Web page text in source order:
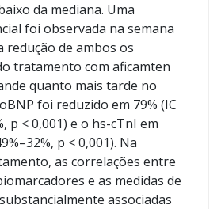
da mediana. Uma
foi observada na semana
redução de ambos os
tratamento com aficamten
quanto mais tarde no
foi reduzido em 79% (IC
p < 0,001) e o hs-cTnI em
p < 0,001). Na
as correlações entre
e as medidas de
associadas